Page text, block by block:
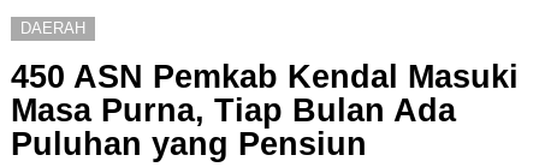
DAERAH
450 ASN Pemkab Kendal Masuki
Masa Purna, Tiap Bulan Ada
Puluhan yang Pensiun